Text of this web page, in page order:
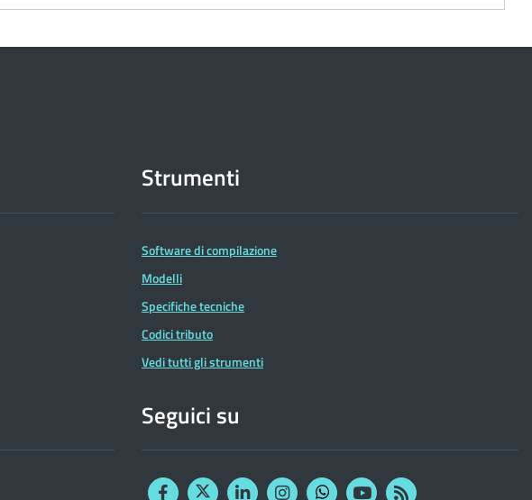
Strumenti
Software di compilazione
Modelli
Specifiche tecniche
Codici tributo
Vedi tutti gli strumenti
Seguici su
FacebookTwitterLinkedinInstagram YouTubeRSS